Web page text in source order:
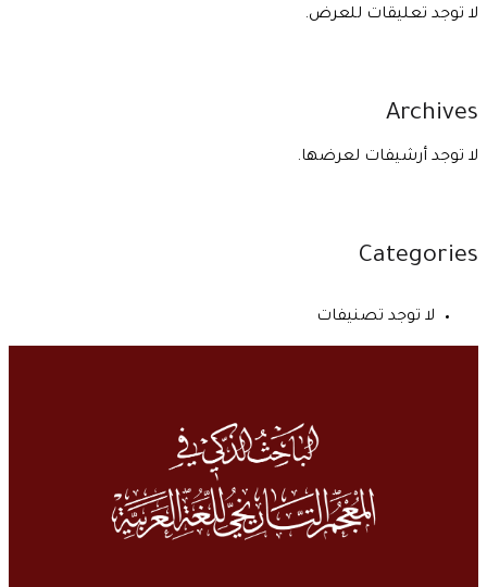
لا توجد تعليقات للعرض.
Archives
لا توجد أرشيفات لعرضها.
Categories
لا توجد تصنيفات